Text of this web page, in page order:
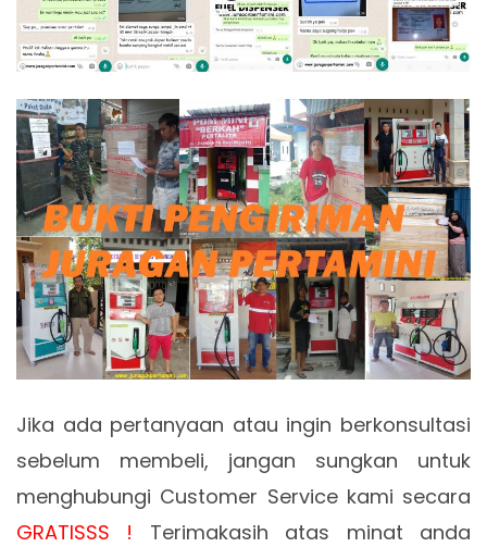
Jika ada pertanyaan atau ingin berkonsultasi
sebelum membeli, jangan sungkan untuk
menghubungi Customer Service kami secara
GRATISSS ! Terimakasih atas minat anda